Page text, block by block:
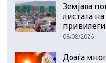
Земјава
листата
08/08/2026
Доаѓа